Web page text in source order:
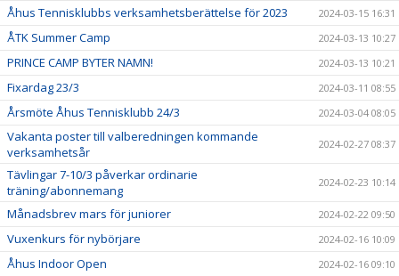
Åhus Tennisklubbs verksamhetsberättelse för 2023 2024-03-15 16:31
ÅTK Summer Camp 2024-03-13 10:27
PRINCE CAMP BYTER NAMN! 2024-03-13 10:21
Fixardag 23/3 2024-03-11 08:55
Årsmöte Åhus Tennisklubb 24/3 2024-03-04 08:05
Vakanta poster till valberedningen kommande
verksamhetsår
2024-02-27 08:37
Tävlingar 7-10/3 påverkar ordinarie
träning/abonnemang
2024-02-23 10:14
Månadsbrev mars för juniorer 2024-02-22 09:50
Vuxenkurs för nybörjare 2024-02-16 10:09
Åhus Indoor Open 2024-02-16 09:10